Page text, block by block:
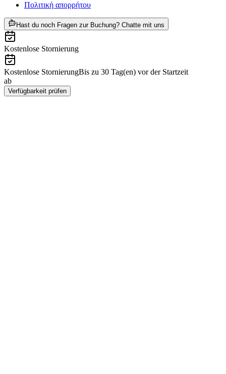
Πολιτική απορρήτου
Hast du noch Fragen zur Buchung? Chatte mit uns
Kostenlose Stornierung
Kostenlose StornierungBis zu 30 Tag(en) vor der Startzeit
ab
Verfügbarkeit prüfen